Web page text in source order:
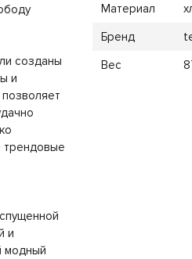
созданы
и
трендовые
и
модный
Материал
Бренд
Вес